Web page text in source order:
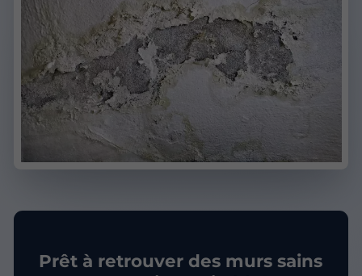
Prêt à retrouver des murs sains